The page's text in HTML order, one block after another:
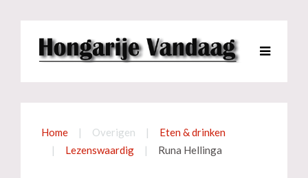
Home Overigen
Eten & drinken
Lezenswaardig
Runa Hellinga